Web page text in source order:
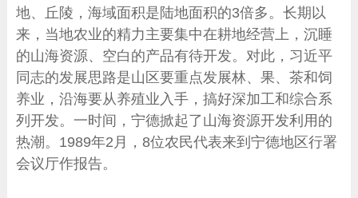
地、丘陵，海域面积是陆地面积的3倍多。长期以
来，当地农业的精力主要集中在耕地经营上，沉睡
的山海资源、空白的产品有待开发。对此，习近平
同志的发展思路是山区要重点发展林、果、茶和饲
养业，沿海要从养殖业入手，搞好深加工和综合系
列开发。一时间，宁德掀起了山海资源开发利用的
热潮。1989年2月，8位农民代表来到宁德地区行署
会议厅作报告。